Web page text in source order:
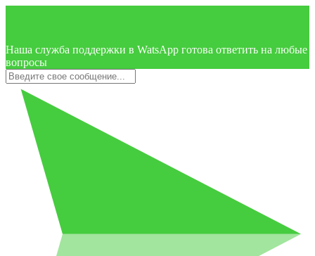
Наша служба поддержки в WatsApp готова ответить на любые
вопросы